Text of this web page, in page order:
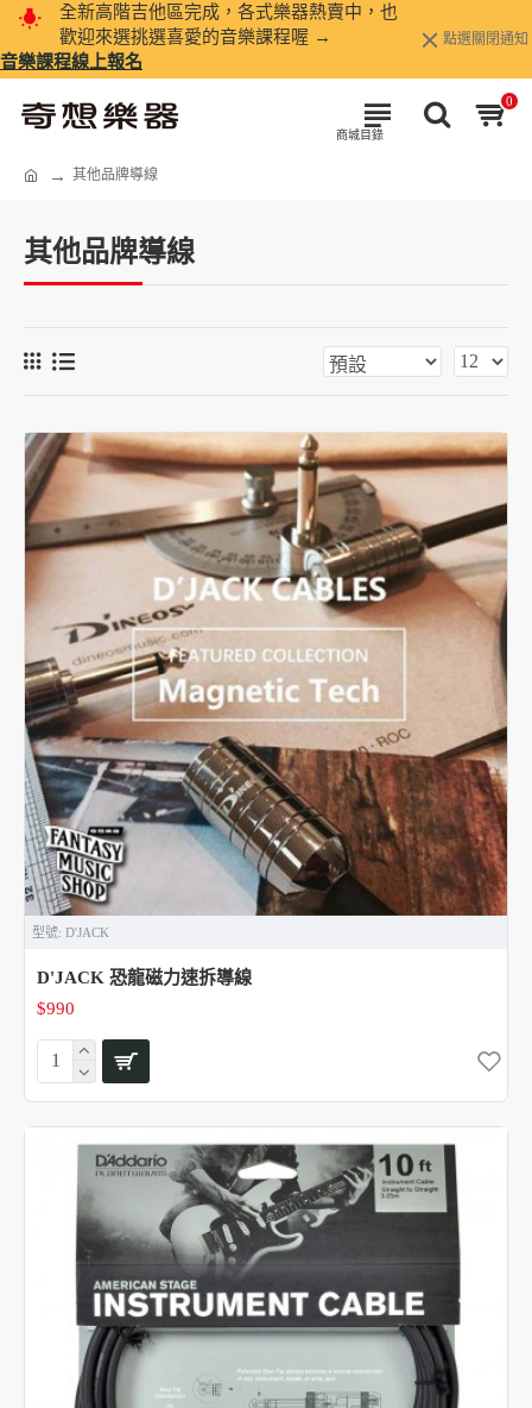
全新高階吉他區完成，各式樂器熱賣中，也
歡迎來選挑選喜愛的音樂課程喔 →
音樂課程線上報名
點選關閉通知
0
其他品牌導線
其他品牌導線
型號: D'JACK
D'JACK 恐龍磁力速拆導線
$990